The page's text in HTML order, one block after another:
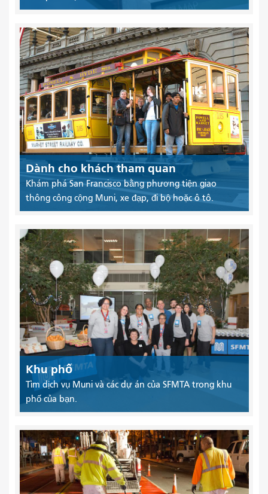
Dành cho khách tham quan
Khám phá San Francisco bằng phương tiện giao
thông công cộng Muni, xe đạp, đi bộ hoặc ô tô.
Khu phố
Tìm dịch vụ Muni và các dự án của SFMTA trong khu
phố của bạn.